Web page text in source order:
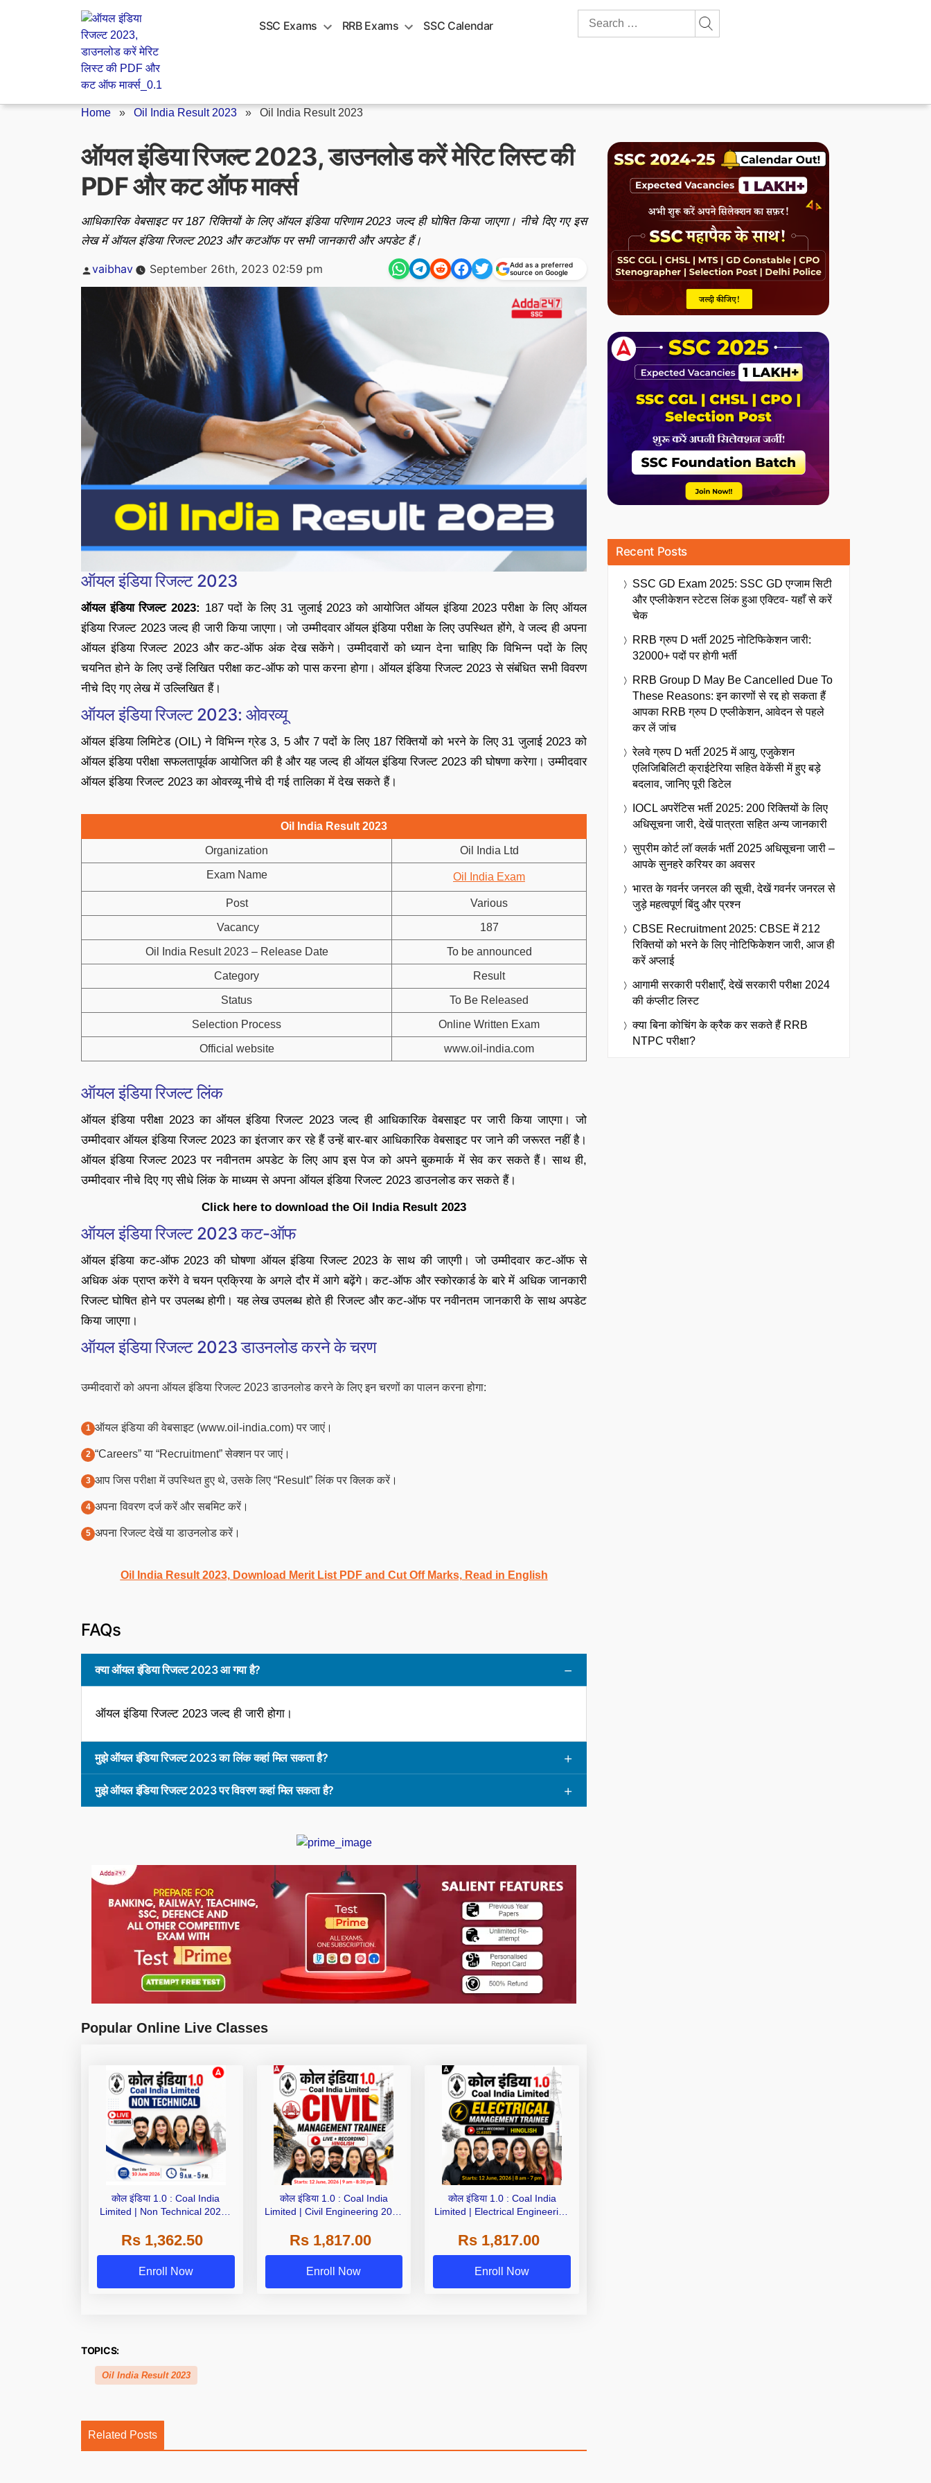
SSC Exams RRB Exams SSC Calendar
Search
Home » Oil India Result 2023 » Oil India Result 2023
ऑयल इंडिया रिजल्ट 2023, डाउनलोड करें मेरिट लिस्ट की
PDF और कट ऑफ मार्क्स
आधिकारिक वेबसाइट पर 187 रिक्तियों के लिए ऑयल इंडिया परिणाम 2023 जल्द ही घोषित किया जाएगा। नीचे दिए गए इस
लेख में ऑयल इंडिया रिजल्ट 2023 और कटऑफ पर सभी जानकारी और अपडेट हैं।
Posted
vaibhav September 26th, 2023 02:59 pm
Add as a preferred
source on Google
ऑयल इंडिया रिजल्ट 2023
ऑयल इंडिया रिजल्ट 2023: 187 पदों के लिए 31 जुलाई 2023 को आयोजित ऑयल इंडिया 2023 परीक्षा के लिए ऑयल
इंडिया रिजल्ट 2023 जल्द ही जारी किया जाएगा। जो उम्मीदवार ऑयल इंडिया परीक्षा के लिए उपस्थित होंगे, वे जल्द ही अपना
ऑयल इंडिया रिजल्ट 2023 और कट-ऑफ अंक देख सकेंगे। उम्मीदवारों को ध्यान देना चाहिए कि विभिन्न पदों के लिए
चयनित होने के लिए उन्हें लिखित परीक्षा कट-ऑफ को पास करना होगा। ऑयल इंडिया रिजल्ट 2023 से संबंधित सभी विवरण
नीचे दिए गए लेख में उल्लिखित हैं।
ऑयल इंडिया रिजल्ट 2023: ओवरव्यू
ऑयल इंडिया लिमिटेड (OIL) ने विभिन्न ग्रेड 3, 5 और 7 पदों के लिए 187 रिक्तियों को भरने के लिए 31 जुलाई 2023 को
ऑयल इंडिया परीक्षा सफलतापूर्वक आयोजित की है और यह जल्द ही ऑयल इंडिया रिजल्ट 2023 की घोषणा करेगा। उम्मीदवार
ऑयल इंडिया रिजल्ट 2023 का ओवरव्यू नीचे दी गई तालिका में देख सकते हैं।
Oil India Result 2023
Organization Oil India Ltd
Exam Name Oil India Exam
Post Various
Vacancy 187
Oil India Result 2023 – Release Date To be announced
Category Result
Status To Be Released
Selection Process Online Written Exam
Official website www.oil-india.com
ऑयल इंडिया रिजल्ट लिंक
ऑयल इंडिया परीक्षा 2023 का ऑयल इंडिया रिजल्ट 2023 जल्द ही आधिकारिक वेबसाइट पर जारी किया जाएगा। जो
उम्मीदवार ऑयल इंडिया रिजल्ट 2023 का इंतजार कर रहे हैं उन्हें बार-बार आधिकारिक वेबसाइट पर जाने की जरूरत नहीं है।
ऑयल इंडिया रिजल्ट 2023 पर नवीनतम अपडेट के लिए आप इस पेज को अपने बुकमार्क में सेव कर सकते हैं। साथ ही,
उम्मीदवार नीचे दिए गए सीधे लिंक के माध्यम से अपना ऑयल इंडिया रिजल्ट 2023 डाउनलोड कर सकते हैं।
Click here to download the Oil India Result 2023
ऑयल इंडिया रिजल्ट 2023 कट-ऑफ
ऑयल इंडिया कट-ऑफ 2023 की घोषणा ऑयल इंडिया रिजल्ट 2023 के साथ की जाएगी। जो उम्मीदवार कट-ऑफ से
अधिक अंक प्राप्त करेंगे वे चयन प्रक्रिया के अगले दौर में आगे बढ़ेंगे। कट-ऑफ और स्कोरकार्ड के बारे में अधिक जानकारी
रिजल्ट घोषित होने पर उपलब्ध होगी। यह लेख उपलब्ध होते ही रिजल्ट और कट-ऑफ पर नवीनतम जानकारी के साथ अपडेट
किया जाएगा।
ऑयल इंडिया रिजल्ट 2023 डाउनलोड करने के चरण
उम्मीदवारों को अपना ऑयल इंडिया रिजल्ट 2023 डाउनलोड करने के लिए इन चरणों का पालन करना होगा:
ऑयल इंडिया की वेबसाइट (www.oil-india.com) पर जाएं।
“Careers” या “Recruitment” सेक्शन पर जाएं।
आप जिस परीक्षा में उपस्थित हुए थे, उसके लिए “Result” लिंक पर क्लिक करें।
अपना विवरण दर्ज करें और सबमिट करें।
अपना रिजल्ट देखें या डाउनलोड करें।
Oil India Result 2023, Download Merit List PDF and Cut Off Marks, Read in English
FAQs
क्या ऑयल इंडिया रिजल्ट 2023 आ गया है?
ऑयल इंडिया रिजल्ट 2023 जल्द ही जारी होगा।
मुझे ऑयल इंडिया रिजल्ट 2023 का लिंक कहां मिल सकता है?
मुझे ऑयल इंडिया रिजल्ट 2023 पर विवरण कहां मिल सकता है?
Popular Online Live Classes
कोल इंडिया 1.0 : Coal India
Limited | Non Technical 2026 |
247
Rs 1,362.50
Enroll Now
कोल इंडिया 1.0 : Coal India
Limited | Civil Engineering 2026
Batch By Adda 247
Rs 1,817.00
Enroll Now
कोल इंडिया 1.0 : Coal India
Limited | Electrical Engineering
Recorded Batch By Adda 247
Rs 1,817.00
Enroll Now
TOPICS:
Oil India Result 2023
Related Posts
Recent Posts
SSC GD Exam 2025: SSC GD एग्जाम सिटी
और एप्लीकेशन स्टेटस लिंक हुआ एक्टिव- यहाँ से करें
चेक
RRB ग्रुप D भर्ती 2025 नोटिफिकेशन जारी:
32000+ पदों पर होगी भर्ती
RRB Group D May Be Cancelled Due To
These Reasons: इन कारणों से रद्द हो सकता हैं
आपका RRB ग्रुप D एप्लीकेशन, आवेदन से पहले
कर लें जांच
रेलवे ग्रुप D भर्ती 2025 में आयु, एजुकेशन
एलिजिबिलिटी क्राईटेरिया सहित वेकेंसी में हुए बड़े
बदलाव, जानिए पूरी डिटेल
IOCL अपरेंटिस भर्ती 2025: 200 रिक्तियों के लिए
अधिसूचना जारी, देखें पात्रता सहित अन्य जानकारी
सुप्रीम कोर्ट लॉ क्लर्क भर्ती 2025 अधिसूचना जारी –
आपके सुनहरे करियर का अवसर
भारत के गवर्नर जनरल की सूची, देखें गवर्नर जनरल से
जुड़े महत्वपूर्ण बिंदु और प्रश्न
CBSE Recruitment 2025: CBSE में 212
रिक्तियों को भरने के लिए नोटिफिकेशन जारी, आज ही
करें अप्लाई
आगामी सरकारी परीक्षाएँ, देखें सरकारी परीक्षा 2024
की कंप्लीट लिस्ट
क्या बिना कोचिंग के क्रैक कर सकते हैं RRB
NTPC परीक्षा?